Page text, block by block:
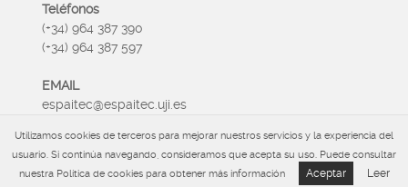
Teléfonos
(+34) 964 387 390
(+34) 964 387 597
EMAIL
espaitec@espaitec.uji.es
HORARIO
Lunes a Viernes 09:00 – 15.00
Utilizamos cookies de terceros para mejorar nuestros servicios y la experiencia del
usuario. Si continúa navegando, consideramos que acepta su uso. Puede consultar
nuestra Política de cookies para obtener más información
Aceptar
Leer